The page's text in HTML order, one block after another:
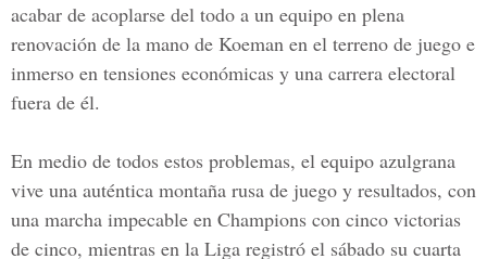
acabar de acoplarse del todo a un equipo en plena
renovación de la mano de Koeman en el terreno de juego e
inmerso en tensiones económicas y una carrera electoral
fuera de él.
En medio de todos estos problemas, el equipo azulgrana
vive una auténtica montaña rusa de juego y resultados, con
una marcha impecable en Champions con cinco victorias
de cinco, mientras en la Liga registró el sábado su cuarta